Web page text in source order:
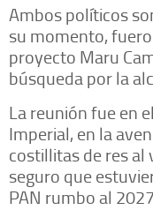
Ambos políticos
su momento,
proyecto Maru
búsqueda por la
La reunión fue en
Imperial, en la
costillitas de res
seguro que
PAN rumbo al